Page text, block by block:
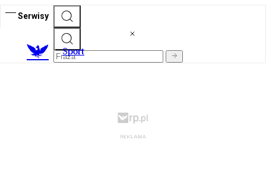
Serwisy
Sport